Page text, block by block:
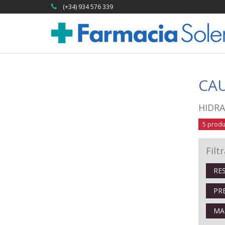
(+34) 934 576 339
5